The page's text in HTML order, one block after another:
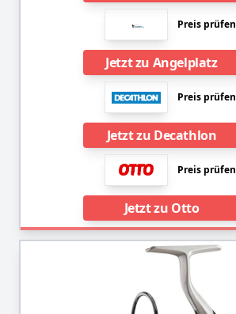
Preis prüfen
Jetzt zu Angelplatz
Preis prüfen
Jetzt zu Decathlon
Preis prüfen
Jetzt zu Otto